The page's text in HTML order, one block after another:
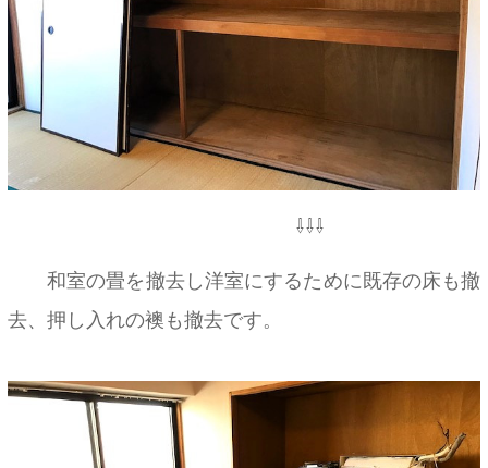
⇩⇩⇩
和室の畳を撤去し洋室にするために既存の床も撤
去、押し入れの襖も撤去です。